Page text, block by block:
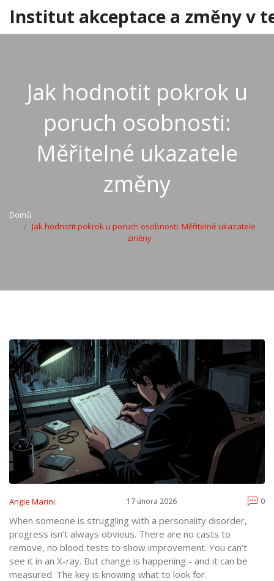
Institut akceptace a změny v
Jak hodnotit pokrok u
poruch osobnosti:
Měřitelné ukazatele
změny
Domů
Jak hodnotit pokrok u poruch osobnosti: Měřitelné ukazatele
změny
Angie Marini 17 února 2026 0
When someone is struggling with a personality disorder,
progress isn’t always obvious. There are no casts to
remove, no blood tests to show improvement. You can’t
see it in an X-ray. But change is happening - and it can be
measured. The key is knowing what to look for.